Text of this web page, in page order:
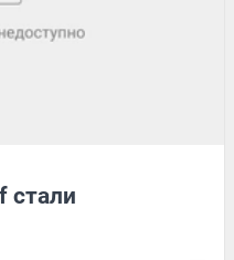
стали